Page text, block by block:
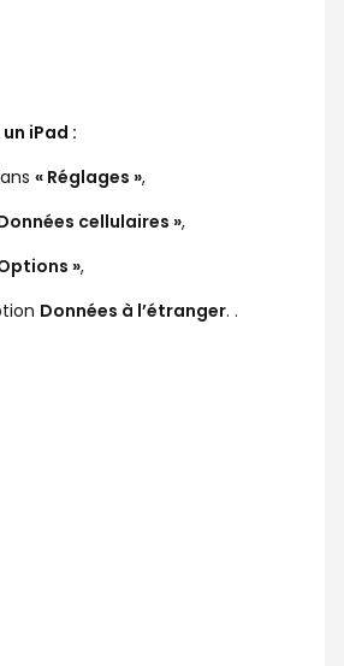
iPad :
« Réglages »,
cellulaires »,
»,
Données à l’étranger. .